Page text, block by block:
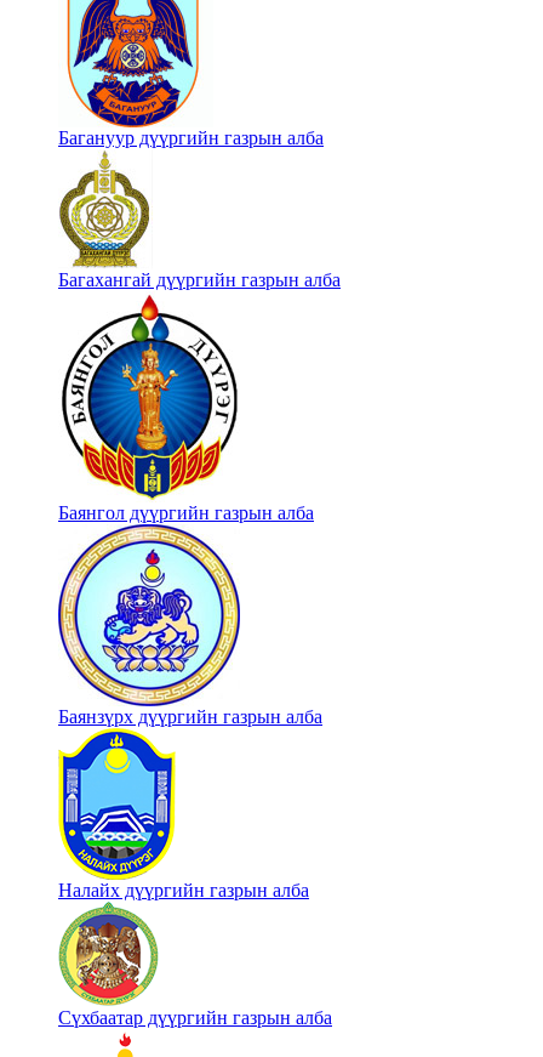
Багануур дүүргийн газрын алба
Багахангай дүүргийн газрын алба
Баянгол дүүргийн газрын алба
Баянзүрх дүүргийн газрын алба
Налайх дүүргийн газрын алба
Сүхбаатар дүүргийн газрын алба